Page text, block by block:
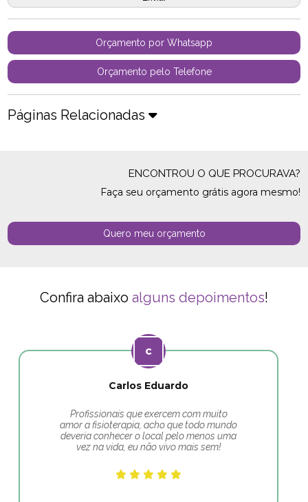
Orçamento por Whatsapp
Orçamento pelo Telefone
Páginas Relacionadas
ENCONTROU O QUE PROCURAVA?
Faça seu orçamento grátis agora mesmo!
Quero meu orçamento
Confira abaixo alguns depoimentos!
Carlos Eduardo
Profissionais que exercem com muito
amor a fisioterapia, acho que todo mundo
deveria conhecer o local pelo menos uma
vez na vida, eu não vivo mais sem!